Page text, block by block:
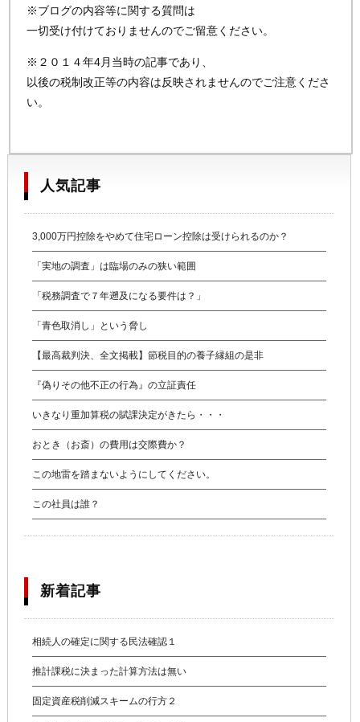
※ブログの内容等に関する質問は
一切受け付けておりませんのでご留意ください。
※２０１４年4月当時の記事であり、
以後の税制改正等の内容は反映されませんのでご注意くださ
い。
人気記事
3,000万円控除をやめて住宅ローン控除は受けられるのか？
「実地の調査」は臨場のみの狭い範囲
「税務調査で７年遡及になる要件は？」
「青色取消し」という脅し
【最高裁判決、全文掲載】節税目的の養子縁組の是非
『偽りその他不正の行為』の立証責任
いきなり重加算税の賦課決定がきたら・・・
おとき（お斎）の費用は交際費か？
この地雷を踏まないようにしてください。
この社員は誰？
新着記事
相続人の確定に関する民法確認１
推計課税に決まった計算方法は無い
固定資産税削減スキームの行方２